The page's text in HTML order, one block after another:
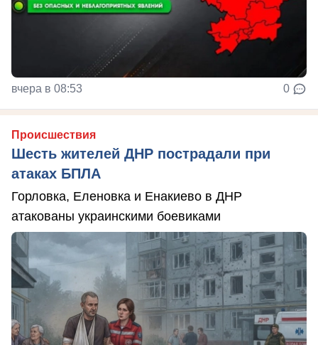
вчера в 08:53 0
Происшествия
Шесть жителей ДНР пострадали при
атаках БПЛА
Горловка, Еленовка и Енакиево в ДНР
атакованы украинскими боевиками